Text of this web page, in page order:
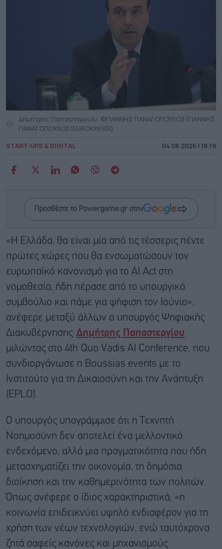
Δημήτρης Παπαστεργίου, ©ΓΙΑΝΝΗΣ ΠΑΝΑΓΟΠΟΥΛΟΣ(ΓΙΑΝΝΗΣ
ΠΑΝΑΓΟΠΟΥΛΟΣ/EUROKINISSI)
START-UPS & DIGITAL 04.06.2026 | 18:19
Προσθέστε το Powergame.gr στην
«Η Ελλάδα, θα είναι μία από τις τέσσερις πέντε
πρώτες χώρες που θα ενσωματώσουν τον
ευρωπαϊκό κανονισμό για το AI Act στη
νομοθεσία, ήδη πέρασε από το υπουργικό
συμβούλιο και πάμε για ψήφιση τον Ιούνιο»,
ανέφερε μεταξύ άλλων ο υπουργός Ψηφιακής
Διακυβέρνησης Δημήτρης Παπαστεργίου
μιλώντας στο 4th Quo Vadis AI Conference, που
συνδιοργάνωσε η Boussias events με το
Ινστιτούτο για τη Δικαιοσύνη και την Ανάπτυξη
(EPLO).
Ο υπουργός υπογράμμισε ότι η Τεχνητή
Νοημοσύνη δεν αποτελεί ένα μελλοντικό
ενδεχόμενο, αλλά μια πραγματικότητα που ήδη
μετασχηματίζει την οικονομία, τη δημόσια
διοίκηση και την καθημερινότητα των πολιτών.
Όπως ανέφερε ο ίδιος χαρακτηριστικά, «η
κοινωνία επιδεικνύει υψηλό ενδιαφέρον για τη
χρήση των νέων τεχνολογιών, ενώ ταυτόχρονα
ζητά σαφείς κανόνες και μηχανισμούς